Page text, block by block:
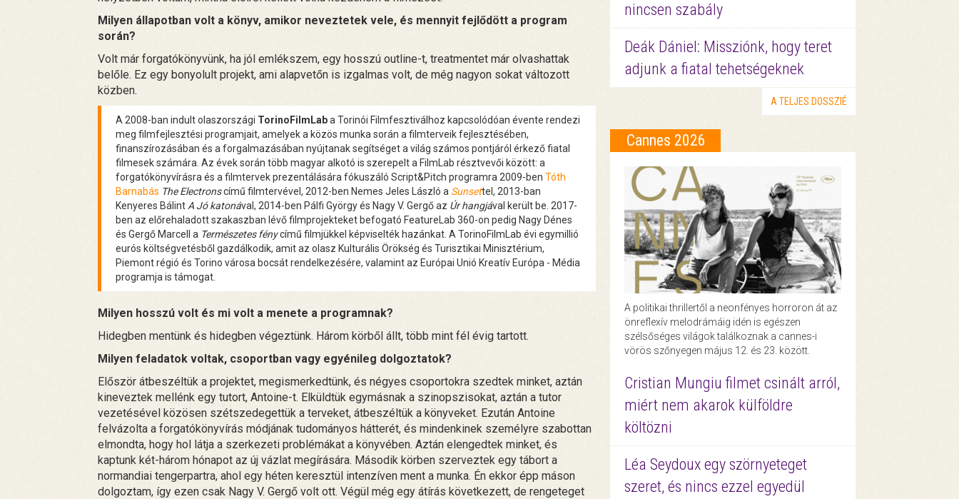
Milyen állapotban volt a könyv, amikor neveztetek vele, és mennyit fejlődött a program
során?
Volt már forgatókönyvünk, ha jól emlékszem, egy hosszú outline-t, treatmentet már olvashattak
belőle. Ez egy bonyolult projekt, ami alapvetőn is izgalmas volt, de még nagyon sokat változott
közben.
A 2008-ban indult olaszországi TorinoFilmLaba Torinói Filmfesztiválhoz kapcsolódóan évente rendezi
meg filmfejlesztési programjait, amelyek a közös munka során a filmterveik fejlesztésében,
finanszírozásában és a forgalmazásában nyújtanak segítséget a világ számos pontjáról érkező fiatal
filmesek számára. Az évek során több magyar alkotó is szerepelt a FilmLab résztvevői között: a
forgatókönyvírásra és a filmtervek prezentálására fókuszáló Script&Pitch programra 2009-ben Tóth
Barnabás The Electronscímű filmtervével, 2012-ben Nemes Jeles László a Sunsettel, 2013-ban
Kenyeres Bálint A Jó katonával, 2014-ben Pálfi György és Nagy V. Gergő az Úr hangjával került be. 2017-
ben az előrehaladott szakaszban lévő filmprojekteket befogató FeatureLab 360-on pedig Nagy Dénes
és Gergő Marcell a Természetes fénycímű filmjükkel képviselték hazánkat. A TorinoFilmLab évi egymillió
eurós költségvetésből gazdálkodik, amit az olasz Kulturális Örökség és Turisztikai Minisztérium,
Piemont régió és Torino városa bocsát rendelkezésére, valamint az Európai Unió Kreatív Európa - Média
programja is támogat.
Milyen hosszú volt és mi volt a menete a programnak?
Hidegben mentünk és hidegben végeztünk. Három körből állt, több mint fél évig tartott.
Milyen feladatok voltak, csoportban vagy egyénileg dolgoztatok?
Először átbeszéltük a projektet, megismerkedtünk, és négyes csoportokra szedtek minket, aztán
kineveztek mellénk egy tutort, Antoine-t. Elküldtük egymásnak a szinopszisokat, aztán a tutor
vezetésével közösen szétszedegettük a terveket, átbeszéltük a könyveket. Ezután Antoine
felvázolta a forgatókönyvírás módjának tudományos hátterét, és mindenkinek személyre szabottan
elmondta, hogy hol látja a szerkezeti problémákat a könyvében. Aztán elengedtek minket, és
kaptunk két-három hónapot az új vázlat megírására. Második körben szerveztek egy tábort a
normandiai tengerpartra, ahol egy héten keresztül intenzíven ment a munka. Én ekkor épp máson
dolgoztam, így ezen csak Nagy V. Gergő volt ott. Végül még egy átírás következett, de rengeteget
nincsen szabály
Deák Dániel: Missziónk, hogy teret
adjunk a fiatal tehetségeknek
A TELJES DOSSZIÉ
Cannes 2026
A politikai thrillertől a neonfényes horroron át az
önreflexív melodrámáig idén is egészen
szélsőséges világok találkoznak a cannes-i
vörös szőnyegen május 12. és 23. között.
Cristian Mungiu filmet csinált arról,
miért nem akarok külföldre
költözni
Léa Seydoux egy szörnyeteget
szeret, és nincs ezzel egyedül